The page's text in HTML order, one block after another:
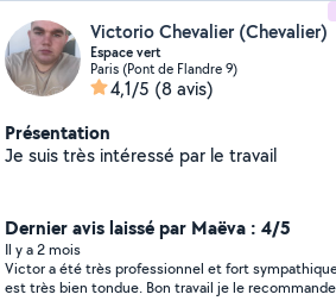
Victorio Chevalier (Chevalier)
Espace vert
Paris (Pont de Flandre 9)
4,1/5 (8 avis)
Présentation
Je suis très intéressé par le travail
Dernier avis laissé par Maëva : 4/5
Il y a 2 mois
Victor a été très professionnel et fort
est très bien tondue. Bon travail je le